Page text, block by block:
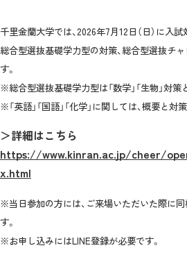
千里金蘭大学では、2026年7月12日（日）に入試
総合型選抜基礎学力型の対策、総合型選抜チ
す。
※総合型選抜基礎学力型は「数学」「生物」対策
※「英語」「国語」「化学」に関しては、概要と
＞詳細はこちら
https://www.kinran.ac.jp/cheer/
x.html
※当日参加の方には、ご来場いただいた際に
す。
※お申し込みにはLINE登録が必要です。